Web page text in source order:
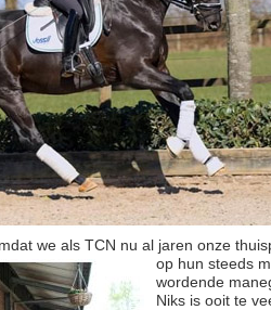
we als TCN nu al jaren onze
op hun steeds
wordende
Niks is ooit te